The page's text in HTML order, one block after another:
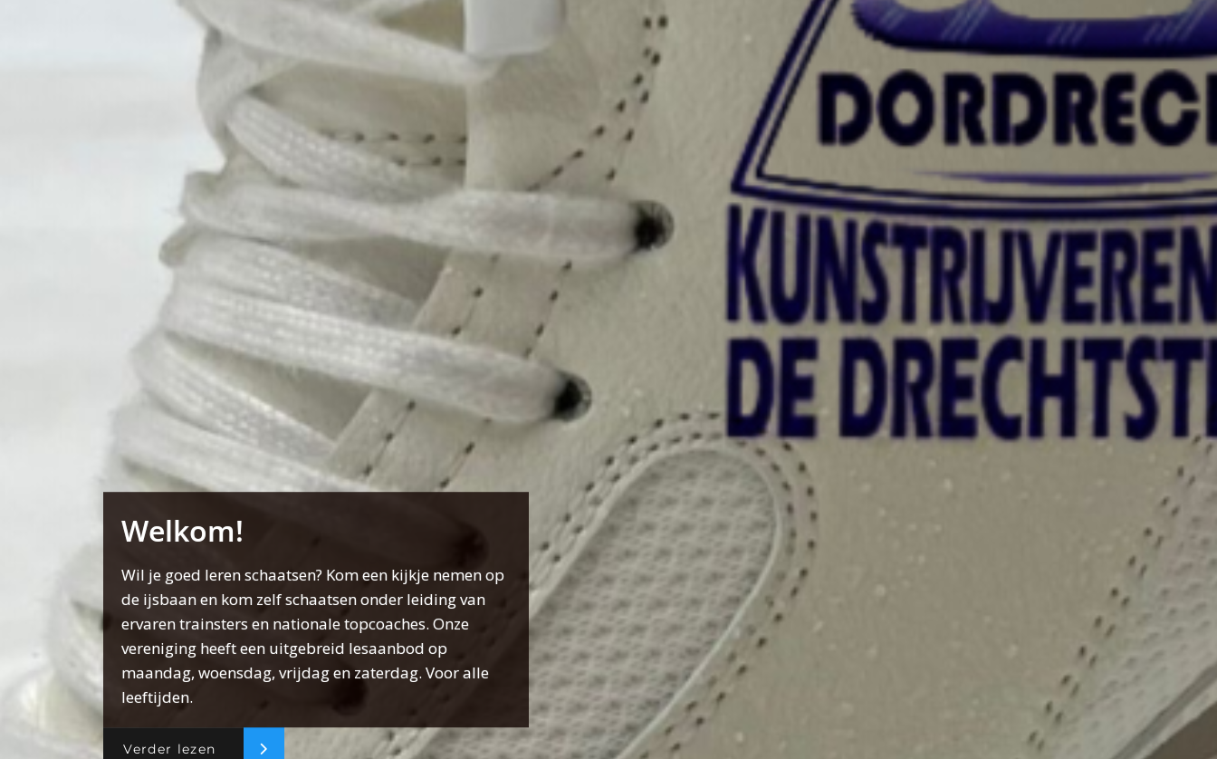
Welkom!
Wil je goed leren schaatsen? Kom een kijkje nemen op
de ijsbaan en kom zelf schaatsen onder leiding van
ervaren trainsters en nationale topcoaches. Onze
vereniging heeft een uitgebreid lesaanbod op
maandag, woensdag, vrijdag en zaterdag. Voor alle
leeftijden.
Verder lezen